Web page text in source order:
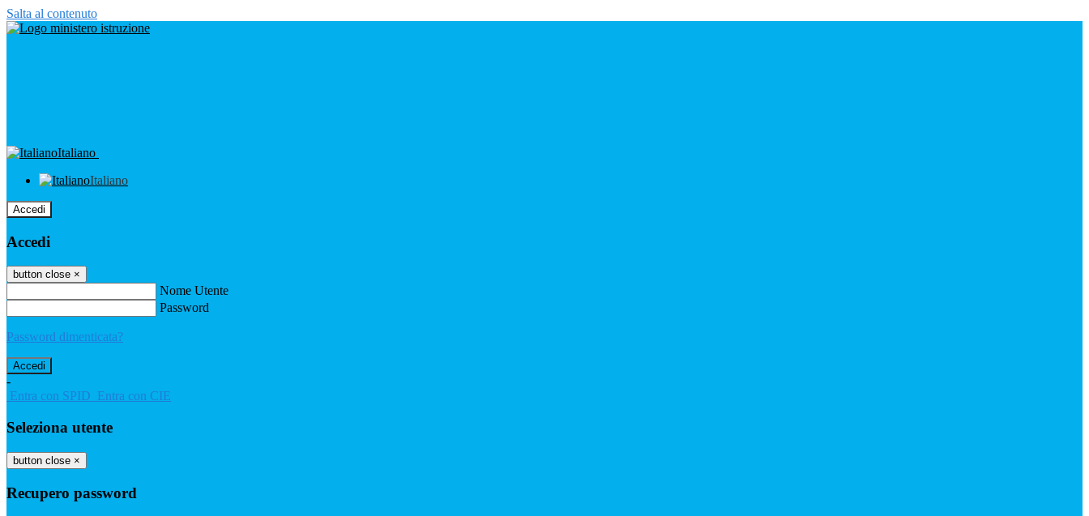
Salta al contenuto
Italiano
Italiano
Accedi
Accedi
button close ×
Nome Utente
Password
Password dimenticata?
-
Entra con SPID Entra con CIE
Seleziona utente
button close ×
Recupero password